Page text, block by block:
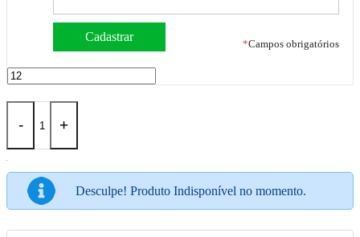
*Campos obrigatórios
- +
Desculpe! Produto Indisponível no momento.